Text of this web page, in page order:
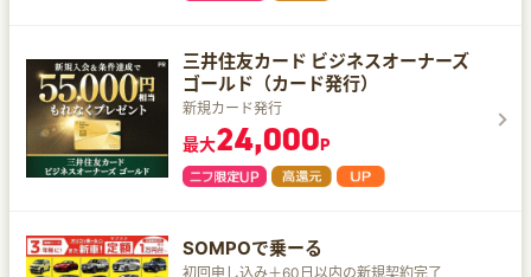
三井住友カード ビジネスオーナーズ
ゴールド（カード発行）
新規カード発行
最大24,000P
SOMPOで乗ーる
初回申し込み＋60日以内の新規契約完了